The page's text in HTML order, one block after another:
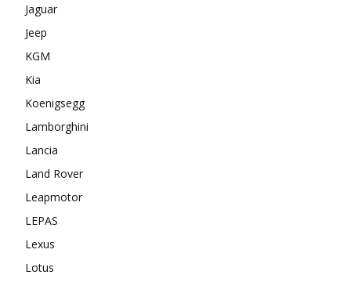
Jaguar
Jeep
KGM
Kia
Koenigsegg
Lamborghini
Lancia
Land Rover
Leapmotor
LEPAS
Lexus
Lotus